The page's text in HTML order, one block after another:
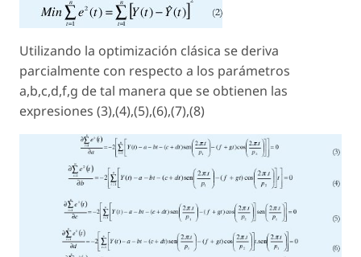
Utilizando la optimización clásica se deriva
parcialmente con respecto a los parámetros
a,b,c,d,f,g de tal manera que se obtienen las
expresiones (3),(4),(5),(6),(7),(8)